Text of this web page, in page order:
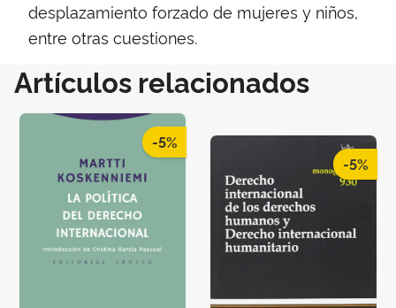
desplazamiento forzado de mujeres y niños,
entre otras cuestiones.
Artículos relacionados
-5%
-5%